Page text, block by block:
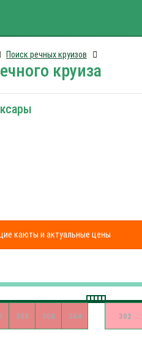
Поиск речных круизов
круиза
каюты и актуальные цены
302
304
306
308